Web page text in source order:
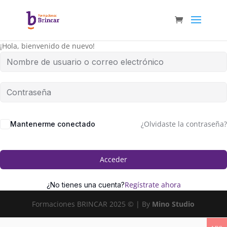
¡Hola, bienvenido de nuevo!
Mantenerme conectado ¿Olvidaste la contraseña?
Acceder
¿No tienes una cuenta?Regístrate ahora
Formaciones BRINCAR 2025 © | By Mino Studio